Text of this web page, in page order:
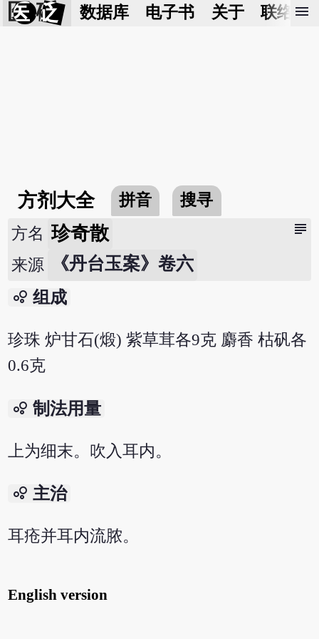
医 砭 数据库 电子书 关于 联络我
menu
方剂大全 拼音 搜寻
subject
方名 珍奇散
来源 《丹台玉案》卷六
bubble_chart 组成
珍珠 炉甘石(煅) 紫草茸各9克 麝香 枯矾各
0.6克
bubble_chart 制法用量
上为细末。吹入耳内。
bubble_chart 主治
耳疮并耳内流脓。
English version